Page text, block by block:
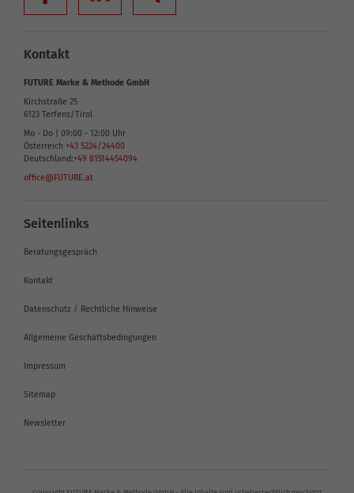
Kontakt
FUTURE Marke & Methode GmbH
Kirchstraße 25
6123 Terfens/Tirol
Mo - Do | 09:00 - 12:00 Uhr
Österreich +43 5224/24400
Deutschland:+49 81514454094
office@FUTURE.at
Seitenlinks
Beratungsgespräch
Kontakt
Datenschutz / Rechtliche Hinweise
Allgemeine Geschäftsbedingungen
Impressum
Sitemap
Newsletter